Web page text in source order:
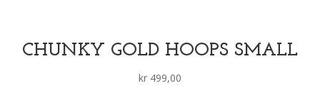
CHUNKY GOLD HOOPS SMALL
kr 499,00